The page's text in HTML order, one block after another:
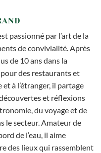
passionné par l’art de la
de convivialité. Après
de 10 ans dans la
des restaurants et
à l’étranger, il partage
et réflexions
du voyage et de
le secteur. Amateur de
de l’eau, il aime
des lieux qui rassemblent